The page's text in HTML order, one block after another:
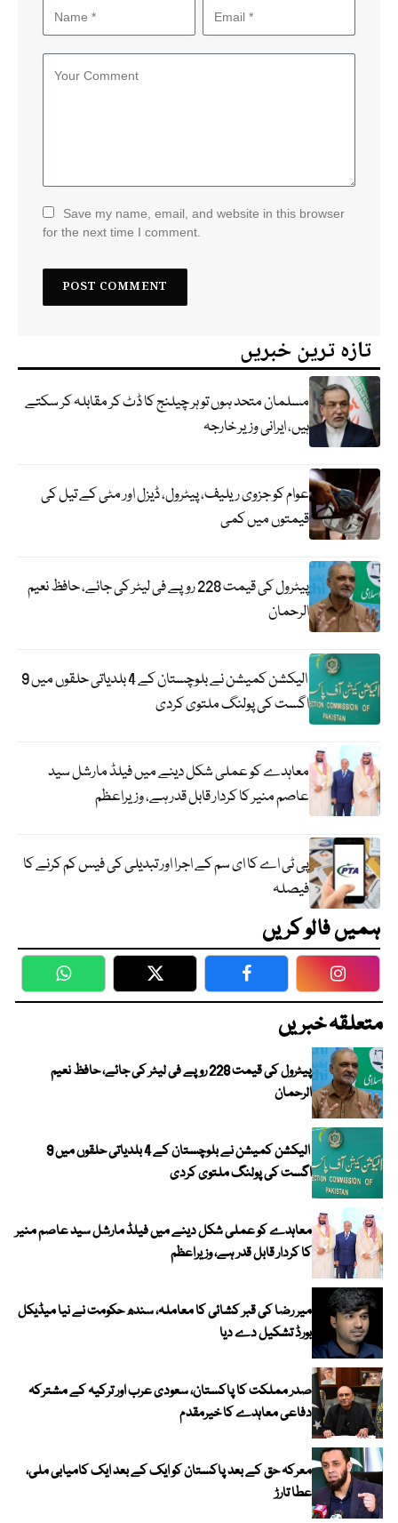
Save my name, email, and website in this browser
for the next time I comment.
تازہ ترین خبریں
مسلمان متحد ہوں تو ہر چیلنج کا ڈٹ کر مقابلہ کر سکتے
ہیں، ایرانی وزیر خارجہ
عوام کو جزوی ریلیف، پیٹرول، ڈیزل اور مٹی کے تیل کی
قیمتوں میں کمی
پیٹرول کی قیمت 228 روپے فی لیٹر کی جائے، حافظ نعیم
الرحمان
الیکشن کمیشن نے بلوچستان کے 4 بلدیاتی حلقوں میں 9
اگست کی پولنگ ملتوی کردی
معاہدے کو عملی شکل دینے میں فیلڈ مارشل سید
عاصم منیر کا کردار قابل قدر ہے، وزیراعظم
پی ٹی اے کا ای سم کے اجرا اور تبدیلی کی فیس کم کرنے کا
فیصلہ
ہمیں فالو کریں
WhatsApp Twitter Facebook
متعلقہ خبریں
پیٹرول کی قیمت 228 روپے فی لیٹر کی جائے، حافظ نعیم
الرحمان
الیکشن کمیشن نے بلوچستان کے 4 بلدیاتی حلقوں میں 9
اگست کی پولنگ ملتوی کردی
معاہدے کو عملی شکل دینے میں فیلڈ مارشل سید عاصم منیر
کا کردار قابل قدر ہے، وزیراعظم
میر رضا کی قبر کشائی کا معاملہ، سندھ حکومت نے نیا میڈیکل
بورڈ تشکیل دے دیا
صدر مملکت کا پاکستان، سعودی عرب اور ترکیہ کے مشترکہ
دفاعی معاہدے کا خیرمقدم
معرکہ حق کے بعد پاکستان کو ایک کے بعد ایک کامیابی ملی،
عطا تارڑ